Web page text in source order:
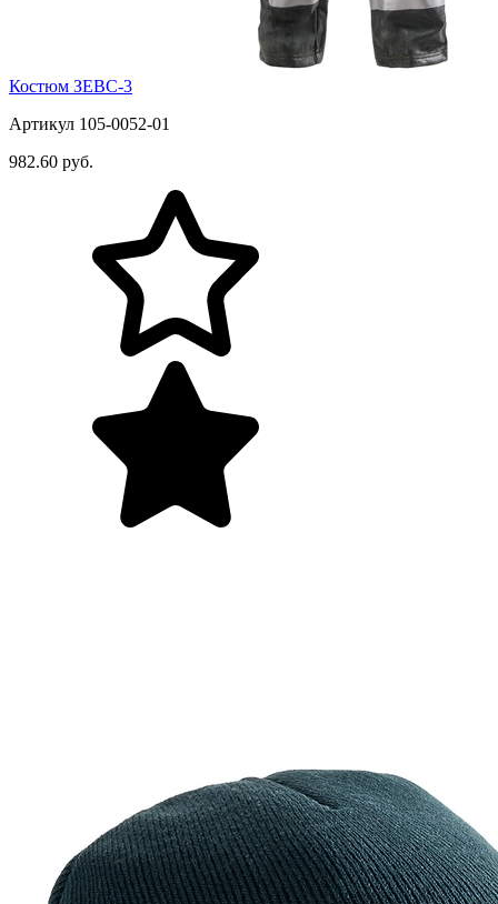
Костюм ЗЕВС-3
Артикул 105-0052-01
982.60 руб.